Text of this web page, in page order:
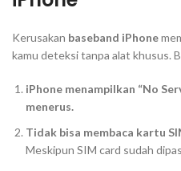
Kerusakan baseband iPhone
kamu deteksi tanpa alat khusus.
iPhone menampilkan “No
menerus.
Tidak bisa membaca kartu
Meskipun SIM card sudah